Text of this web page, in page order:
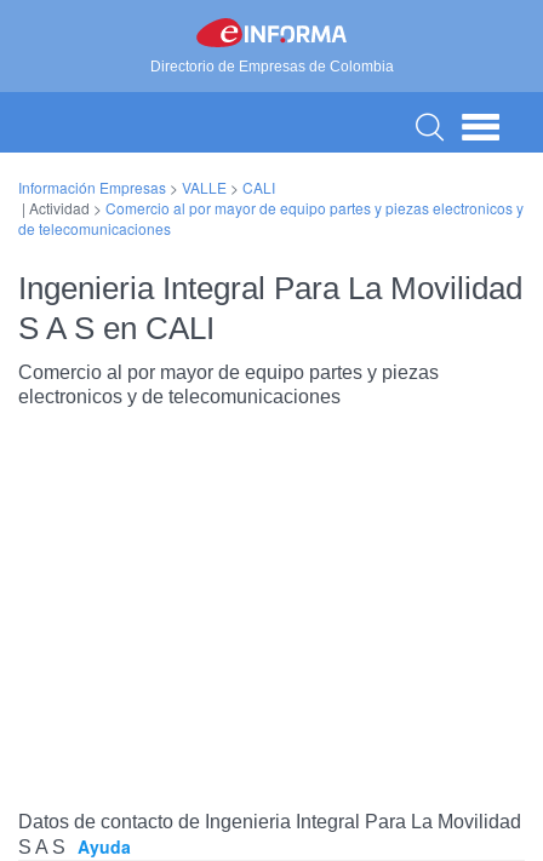
Directorio de Empresas de Colombia
Información Empresas > VALLE > CALI
| Actividad > Comercio al por mayor de equipo partes y piezas electronicos y
de telecomunicaciones
Ingenieria Integral Para La Movilidad
S A S en CALI
Comercio al por mayor de equipo partes y piezas
electronicos y de telecomunicaciones
Datos de contacto de Ingenieria Integral Para La Movilidad
S A S
Ayuda